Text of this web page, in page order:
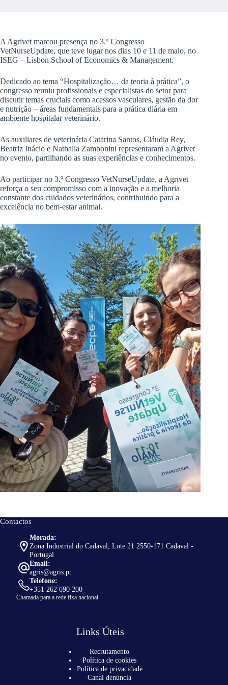
A Agrivet marcou presença no 3.º Congresso
VetNurseUpdate, que teve lugar nos dias 10 e 11 de maio, no
ISEG – Lisbon School of Economics & Management.
Dedicado ao tema “Hospitalização… da teoria à prática”, o
congresso reuniu profissionais e especialistas do setor para
discutir temas cruciais como acessos vasculares, gestão da dor
e nutrição – áreas fundamentais para a prática diária em
ambiente hospitalar veterinário.
As auxiliares de veterinária Catarina Santos, Cláudia Rey,
Beatriz Inácio e Nathalia Zambonini representaram a Agrivet
no evento, partilhando as suas experiências e conhecimentos.
Ao participar no 3.º Congresso VetNurseUpdate, a Agrivet
reforça o seu compromisso com a inovação e a melhoria
constante dos cuidados veterinários, contribuindo para a
excelência no bem-estar animal.
Contactos
Morada:
Zona Industrial do Cadaval, Lote 21 2550-171 Cadaval -
Portugal
Email:
agris@agris.pt
Telefone:
+351 262 690 200
Chamada para a rede fixa nacional
Links Úteis
Recrutamento
Política de cookies
Política de privacidade
Canal denúncia